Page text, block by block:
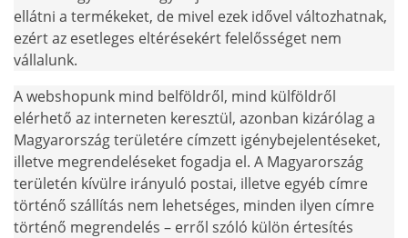
ellátni a termékeket, de mivel ezek idővel változhatnak,
ezért az esetleges eltérésekért felelősséget nem
vállalunk.
A webshopunk mind belföldről, mind külföldről
elérhető az interneten keresztül, azonban kizárólag a
Magyarország területére címzett igénybejelentéseket,
illetve megrendeléseket fogadja el. A Magyarország
területén kívülre irányuló postai, illetve egyéb címre
történő szállítás nem lehetséges, minden ilyen címre
történő megrendelés – erről szóló külön értesítés